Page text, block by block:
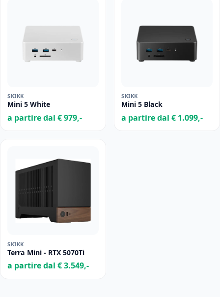
SKIKK
Mini 5 White
a partire dal € 979,-
SKIKK
Mini 5 Black
a partire dal € 1.099,-
SKIKK
Terra Mini - RTX 5070Ti
a partire dal € 3.549,-